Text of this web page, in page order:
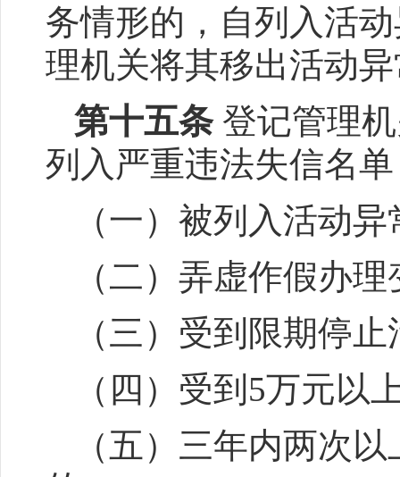
务情形的，自列入活
理机关将其移出活动
第十五条登记管理
列入严重违法失信名
（一）被列入活动
（二）弄虚作假办
（三）受到限期停
（四）受到5万元以
（五）三年内两次